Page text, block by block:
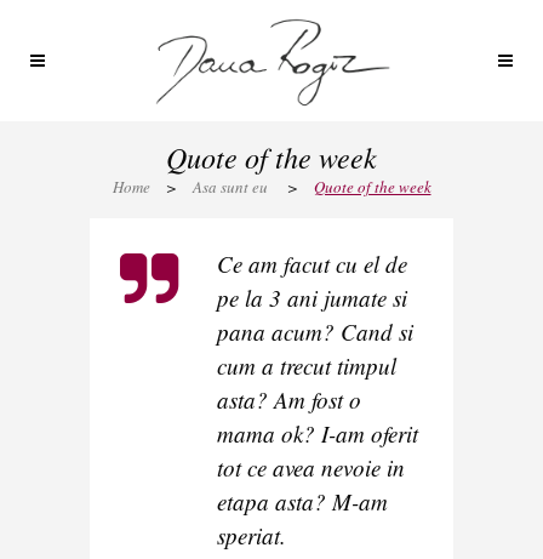
Quote of the week
Home > Asa sunt eu > Quote of the week
Ce am facut cu el de
pe la 3 ani jumate si
pana acum? Cand si
cum a trecut timpul
asta? Am fost o
mama ok? I-am oferit
tot ce avea nevoie in
etapa asta? M-am
speriat.